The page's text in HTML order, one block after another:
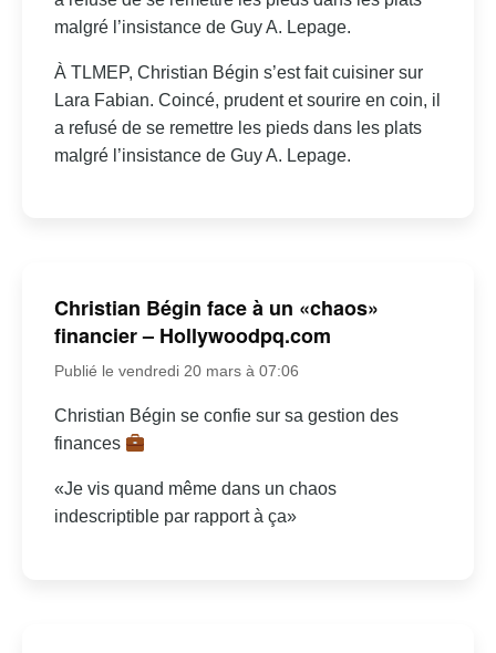
malgré l’insistance de Guy A. Lepage.
À TLMEP, Christian Bégin s’est fait cuisiner sur
Lara Fabian. Coincé, prudent et sourire en coin, il
a refusé de se remettre les pieds dans les plats
malgré l’insistance de Guy A. Lepage.
Christian Bégin face à un «chaos»
financier – Hollywoodpq.com
Publié le vendredi 20 mars à 07:06
Christian Bégin se confie sur sa gestion des
finances
«Je vis quand même dans un chaos
indescriptible par rapport à ça»